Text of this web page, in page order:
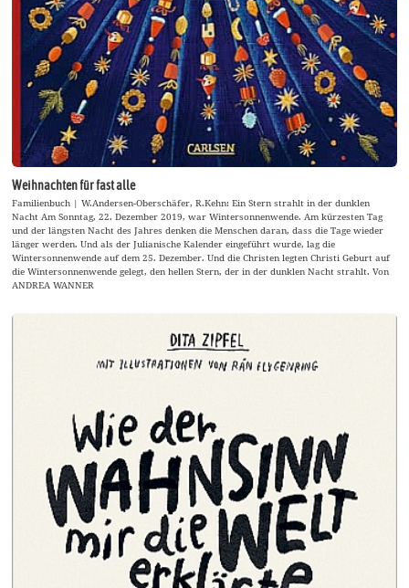
Weihnachten für fast alle
Familienbuch | W.Andersen-Oberschäfer, R.Kehn: Ein Stern strahlt in der dunklen
Nacht Am Sonntag, 22. Dezember 2019, war Wintersonnenwende. Am kürzesten Tag
und der längsten Nacht des Jahres denken die Menschen daran, dass die Tage wieder
länger werden. Und als der Julianische Kalender eingeführt wurde, lag die
Wintersonnenwende auf dem 25. Dezember. Und die Christen legten Christi Geburt auf
die Wintersonnenwende gelegt, den hellen Stern, der in der dunklen Nacht strahlt. Von
ANDREA WANNER